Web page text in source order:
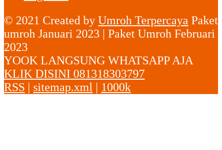
© 2021 Created by Umroh Terpercaya Paket
umroh Januari 2023 | Paket Umroh Februari
2023
YOOK LANGSUNG WHATSAPP AJA
KLIK DISINI 081318303797
RSS
sitemap.xml 1000k